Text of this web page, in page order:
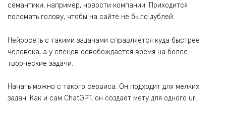
семантики, например, новости компании. Приходится
поломать голову, чтобы на сайте не было дублей.
Нейросеть с такими задачами справляется куда быстрее
человека, а у спецов освобождается время на более
творческие задачи.
Начать можно с такого сервиса. Он подходит для мелких
задач. Как и сам ChatGPT, он создает мету для одного url.